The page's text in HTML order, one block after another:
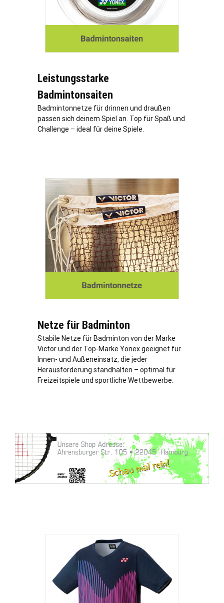
Leistungsstarke
Badmintonsaiten
Badmintonnetze für drinnen und draußen
passen sich deinem Spiel an. Top für Spaß und
Challenge – ideal für deine Spiele.
Netze für Badminton
Stabile Netze für Badminton von der Marke
Victor und der Top-Marke Yonex geeignet für
Innen- und Außeneinsatz, die jeder
Herausforderung standhalten – optimal für
Freizeitspiele und sportliche Wettbewerbe.